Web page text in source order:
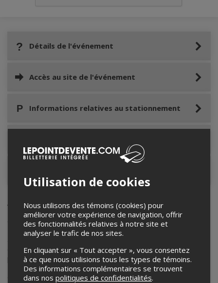
Détails de l'événement
Accès au site de l'événement
Informations relatives au stationnement
Valérie Plante
Originaire de Pintendre (Rive-Sud de Québec),Valérie
Plantereçoit son premier accordéon-piano à l’âge de 11
ans. Elle a travaillé quelques années en tant qu’enseignante
en musique au primaire, en plus d’enseigner l’accordéon-
piano au Campus Notre-Dame-de-Foy et à l’Université Laval.
Passionnée de pédagogie, elle a complété une maîtrise en
didactique instrumentale en accordéon-piano à l’Université
Utilisation de cookies
Nous utilisons des témoins (cookies) pour
améliorer votre expérience de navigation, offrir
des fonctionnalités relatives à notre site et
analyser le trafic de nos sites.
En cliquant sur « Tout accepter », vous consentez
à ce que nous utilisions tous les types de témoins.
Des informations complémentaires se trouvent
dans nos politiques de confidentialités.